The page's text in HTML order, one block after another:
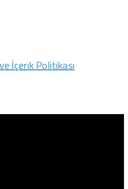
İçerik Politikası